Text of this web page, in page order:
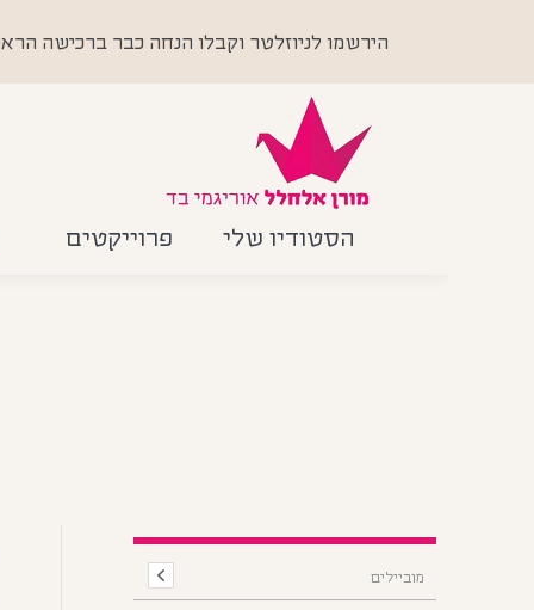
הסטודיו שלי פרוייקטים
מוביילים
הירשמו לניוזלטר וקבלו הנחה כבר ברכישה